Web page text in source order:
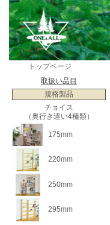
トップページ
取扱い品目
規格製品
チョイス
（奥行き違い4種類）
175mm
220mm
250mm
295mm